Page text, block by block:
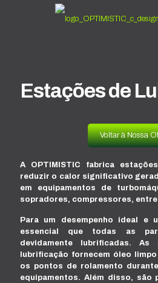
Estações de
Voltar à Nossa
A OPTIMISTIC fabrica
reduzir o calor significativo
em equipamentos de
sopradores, compressores,
Para um desempenho ideal e
essencial que todas as
devidamente lubrificadas.
lubrificação fornecem óleo
os pontos de rolamento
equipamentos. Além disso, são